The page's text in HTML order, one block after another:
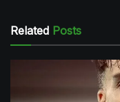
Related Posts